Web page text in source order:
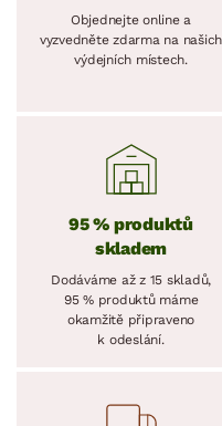
Objednejte online a
vyzvedněte zdarma na našich
výdejních místech.
95 % produktů
skladem
Dodáváme až z 15 skladů,
95 % produktů máme
okamžitě připraveno
k odeslání.